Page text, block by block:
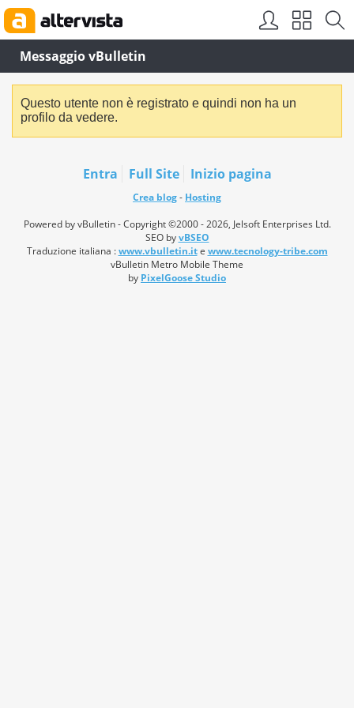
Messaggio vBulletin
Questo utente non è registrato e quindi non ha un
profilo da vedere.
Entra Full Site Inizio pagina
Crea blog- Hosting
Powered by vBulletin - Copyright ©2000 - 2026, Jelsoft Enterprises Ltd.
SEO byvBSEO
Traduzione italiana :www.vbulletin.ite www.tecnology-tribe.com
vBulletin Metro Mobile Theme
by PixelGoose Studio